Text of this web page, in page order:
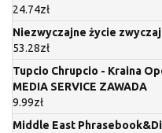
24.74zł
Niezwyczajne życie
53.28zł
Tupcio Chrupcio - Kraina
MEDIA SERVICE ZAWADA
9.99zł
Middle East